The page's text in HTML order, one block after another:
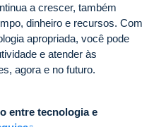
a crescer, também
dinheiro e recursos. Com
apropriada, você pode
e atender às
agora e no futuro.
entre tecnologia e